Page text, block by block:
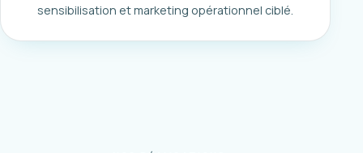
sensibilisation et marketing opérationnel ciblé.